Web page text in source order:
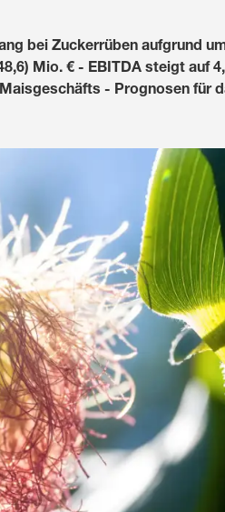
Innovation
Nachhaltigkeit
Medien &
English
Local
Country
bei Zuckerrüben aufgrund
Mio. € - EBITDA steigt auf
- Prognosen für